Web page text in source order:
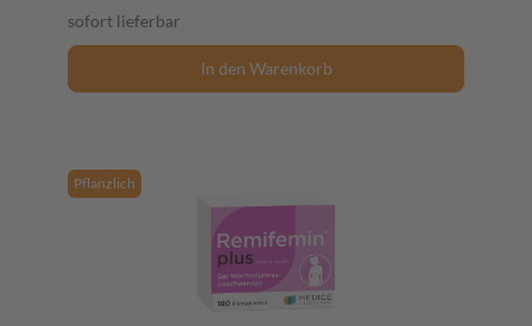
sofort lieferbar
In den Warenkorb
Pflanzlich